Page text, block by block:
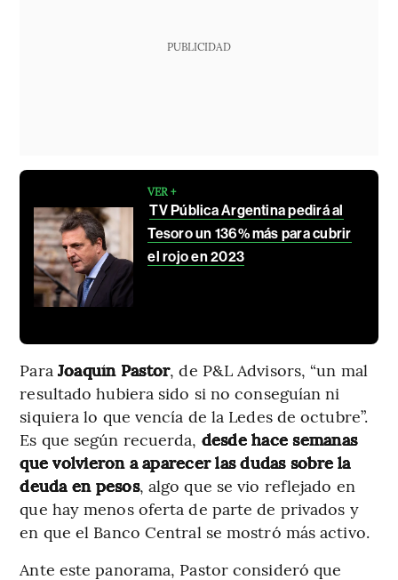
PUBLICIDAD
VER +
TV Pública Argentina pedirá al
Tesoro un 136% más para cubrir
el rojo en 2023
Para Joaquín Pastor, de P&L Advisors, “un mal
resultado hubiera sido si no conseguían ni
siquiera lo que vencía de la Ledes de octubre”.
Es que según recuerda, desde hace semanas
que volvieron a aparecer las dudas sobre la
deuda en pesos, algo que se vio reflejado en
que hay menos oferta de parte de privados y
en que el Banco Central se mostró más activo.
Ante este panorama, Pastor consideró que